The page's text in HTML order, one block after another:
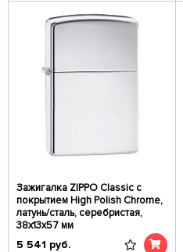
Зажигалка ZIPPO Classic с
покрытием High Polish Chrome,
латунь/сталь, серебристая,
38x13x57 мм
5 541 руб.